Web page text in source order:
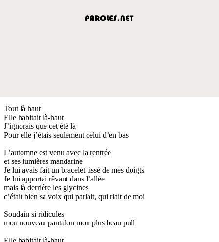
Tout là haut
Elle habitait là-haut
J’ignorais que cet été là
Pour elle j’étais seulement celui d’en bas
L’automne est venu avec la rentrée
et ses lumières mandarine
Je lui avais fait un bracelet tissé de mes doigts
Je lui apportai rêvant dans l’allée
mais là derrière les glycines
c’était bien sa voix qui parlait, qui riait de moi
Soudain si ridicules
mon nouveau pantalon mon plus beau pull
Elle habitait là-haut